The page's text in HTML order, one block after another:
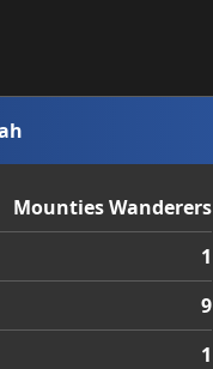
Mounties Wanderers
1
9
1